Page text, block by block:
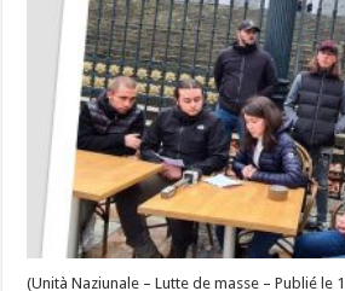
la
le
de
la
du
et
le
(Unità Naziunale – Lutte de masse – Publié le